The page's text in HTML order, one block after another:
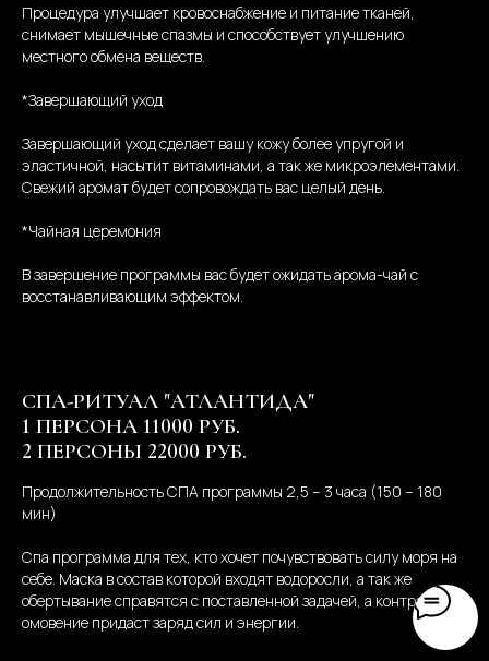
Процедура улучшает кровоснабжение и питание тканей,
снимает мышечные спазмы и способствует улучшению
местного обмена веществ.
*Завершающий уход
Завершающий уход сделает вашу кожу более упругой и
эластичной, насытит витаминами, а так же микроэлементами.
Свежий аромат будет сопровождать вас целый день.
*Чайная церемония
В завершение программы вас будет ожидать арома-чай с
восстанавливающим эффектом.
СПА-РИТУАЛ "АТЛАНТИДА"
1 ПЕРСОНА 11000 РУБ.
2 ПЕРСОНЫ 22000 РУБ.
Продолжительность СПА программы 2,5 – 3 часа (150 – 180
мин)
Спа программа для тех, кто хочет почувствовать силу моря на
себе. Маска в состав которой входят водоросли, а так же
обертывание справятся с поставленной задачей, а контрастное
омовение придаст заряд сил и энергии.